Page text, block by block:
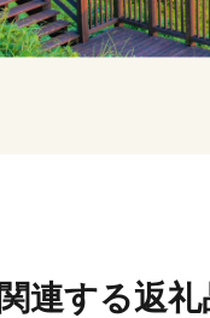
関連する返